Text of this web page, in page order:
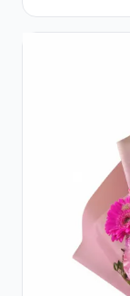
Eucalipt